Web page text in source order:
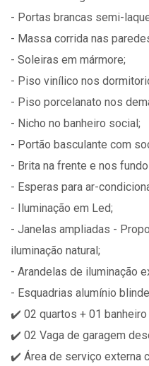
- Portas brancas semi-
- Massa corrida nas
- Soleiras em mármore;
- Piso vinílico nos
- Piso porcelanato nos
- Nicho no banheiro social;
- Portão basculante com
- Brita na frente e nos
- Esperas para ar-
- Iluminação em Led;
- Janelas ampliadas -
iluminação natural;
- Arandelas de iluminação
- Esquadrias alumínio
✔️ 02 quartos + 01
✔️ 02 Vaga de garagem
✔️ Área de serviço externa